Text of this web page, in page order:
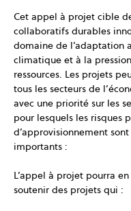
Cet appel à projet cible
collaboratifs durables
domaine de l’adaptation
climatique et à la
ressources. Les projets
tous les secteurs de
avec une priorité sur les
pour lesquels les risques
d’approvisionnement
importants :
L’appel à projet pourra
soutenir des projets qui :